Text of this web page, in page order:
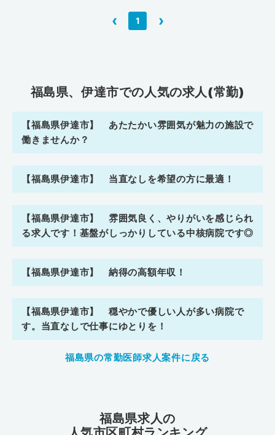
‹ 1 ›
福島県、伊達市での人気の求人(常勤)
【福島県伊達市】 あたたかい雰囲気が魅力の施設で
働きませんか？
【福島県伊達市】 当直なしを希望の方に最適！
【福島県伊達市】 雰囲気良く、やりがいを感じられ
る求人です！基盤がしっかりしている中核病院です◎
【福島県伊達市】 納得の高額年収！
【福島県伊達市】 穏やかで優しい人が多い病院で
す。当直なしで仕事にゆとりを！
福島県の常勤医師求人案件に戻る
福島県求人の